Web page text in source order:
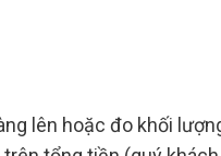
lên hoặc đo khối